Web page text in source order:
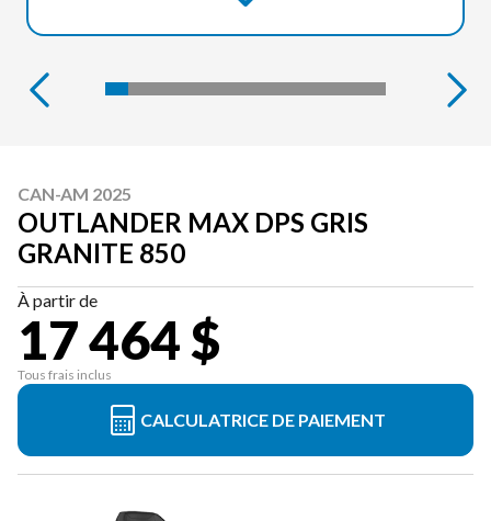
CAN-AM 2025
OUTLANDER MAX DPS GRIS
GRANITE 850
À partir de
17 464 $
Tous frais inclus
CALCULATRICE DE PAIEMENT